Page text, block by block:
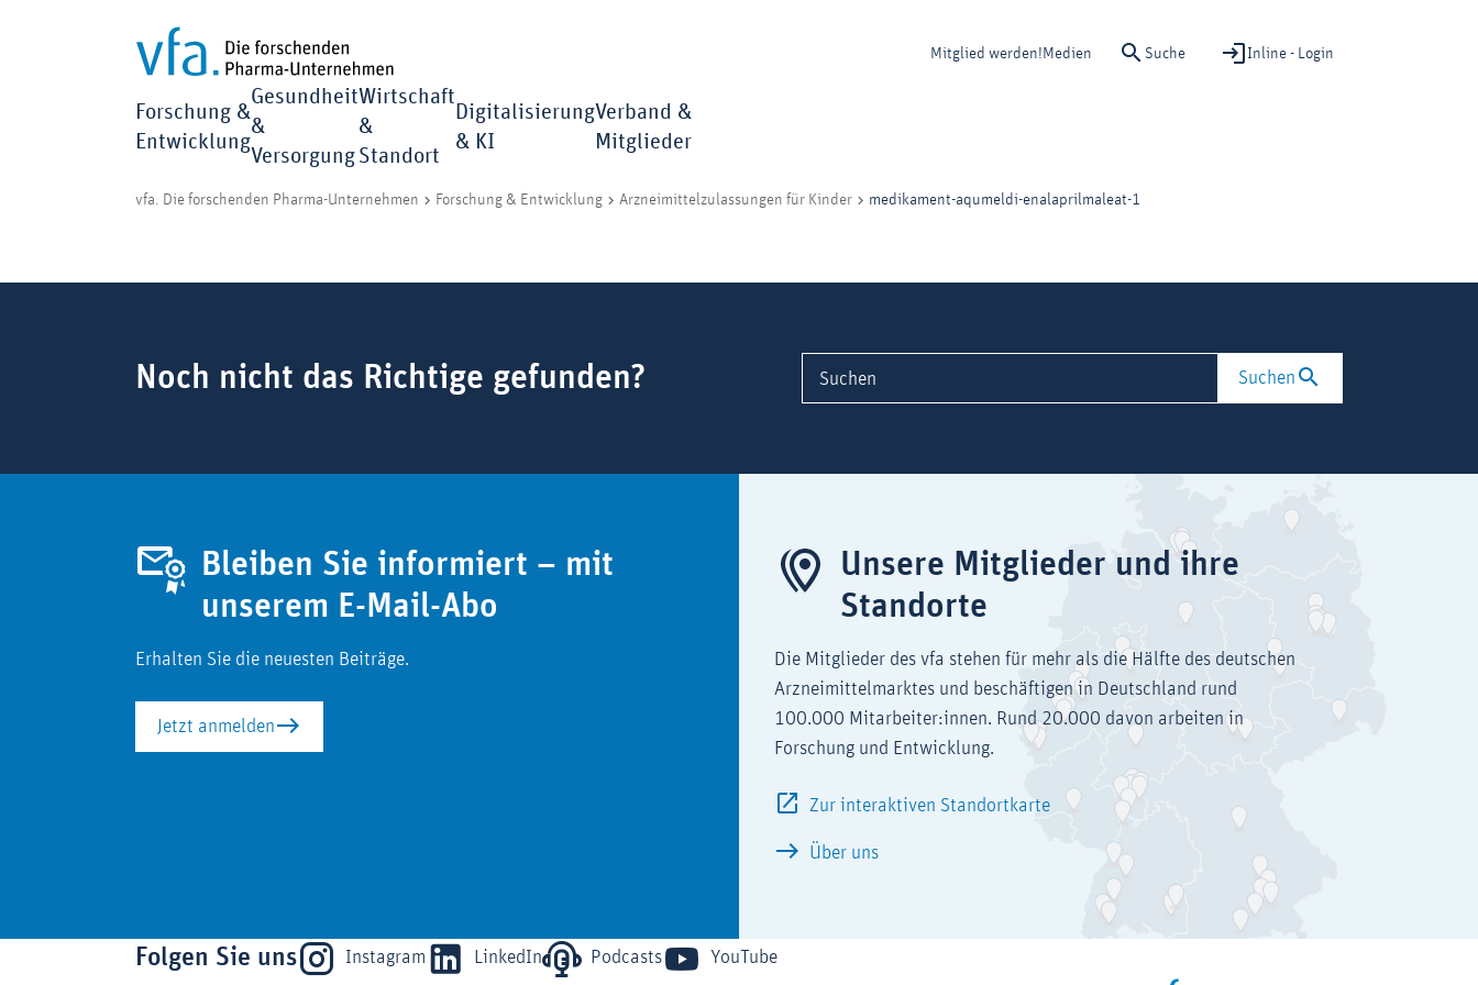
Mitglied werden! Medien Suche Inline - Login
Forschung &
Entwicklung
Gesundheit
&
Versorgung
Wirtschaft
&
Standort
Digitalisierung
& KI
Verband &
Mitglieder
vfa. Die forschenden Pharma-Unternehmen Forschung & Entwicklung Arzneimittelzulassungen für Kinder medikament-aqumeldi-enalaprilmaleat-1
Noch nicht das Richtige gefunden? Suchen Suchen
Bleiben Sie informiert – mit
unserem E-Mail-Abo
Erhalten Sie die neuesten Beiträge.
Jetzt anmelden
Unsere Mitglieder und ihre
Standorte
Die Mitglieder des vfa stehen für mehr als die Hälfte des deutschen
Arzneimittelmarktes und beschäftigen in Deutschland rund
100.000 Mitarbeiter:innen. Rund 20.000 davon arbeiten in
Forschung und Entwicklung.
Zur interaktiven Standortkarte
Über uns
Folgen Sie uns Instagram LinkedIn Podcasts YouTube